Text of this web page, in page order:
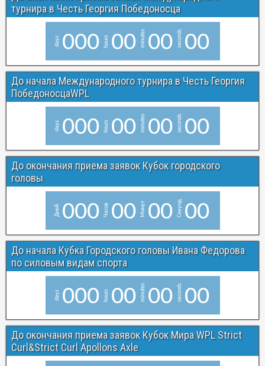
турнира в Честь Георгия Победоносца
days 000 hours 00 minutes 00 seconds 00
До начала Международного турнира в Честь Георгия
ПобедоносцаWPL
days 000 hours 00 minutes 00 seconds 00
До окончания приема заявок Кубок городского
головы
Дней 000 Часов 00 Минут00 Секунд00
До начала Кубка Городского головы Ивана Федорова
по силовым видам спорта
days 000 hours 00 minutes 00 seconds 00
До окончания приема заявок Кубок Мира WPL Strict
Curl&Strict Curl Apollons Axle